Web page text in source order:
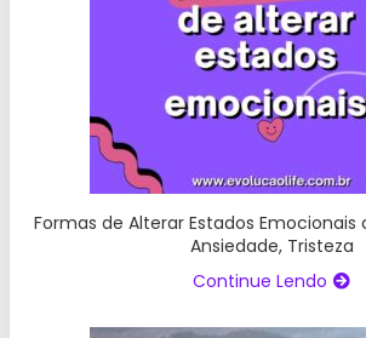
Formas de Alterar Estados Emocionais
Ansiedade, Tristeza
Continue Lendo